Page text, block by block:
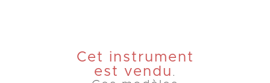
Cet instrument
est vendu .